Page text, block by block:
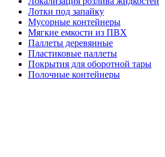
Лотки под запайку
Мусорные контейнеры
Мягкие емкости из ПВХ
Паллеты деревянные
Пластиковые паллеты
Покрытия для оборотной тары
Полочные контейнеры